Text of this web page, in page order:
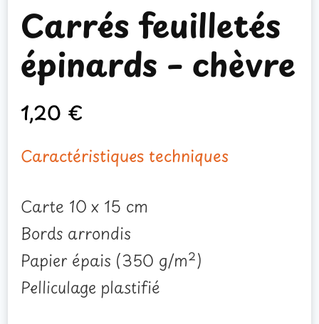
Carrés feuilletés
épinards – chèvre
1,20 €
Caractéristiques techniques
Carte 10 x 15 cm
Bords arrondis
Papier épais (350 g/m²)
Pelliculage plastifié